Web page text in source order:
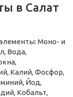
в Салат
Моно- и
Вода,
Калий, Фосфор,
Йод,
Кобальт,